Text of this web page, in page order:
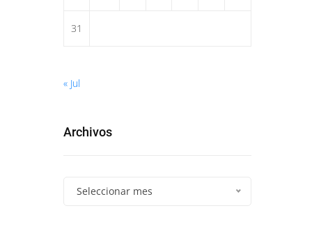
31
« Jul
Archivos
Seleccionar mes